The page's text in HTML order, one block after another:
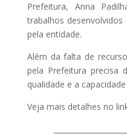
Prefeitura, Anna
trabalhos
pela entidade.
Além da falta de
pela Prefeitura precisa
qualidade e a
Veja mais detalhes no